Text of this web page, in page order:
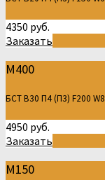
4350 руб.
Заказать
М400
БСТ В30 П4 (П3) F200 W8
4950 руб.
Заказать
М150